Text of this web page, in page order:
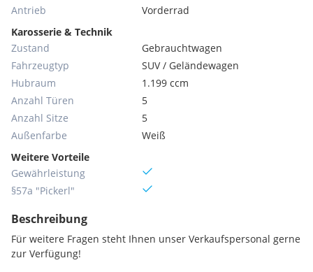
Antrieb
Vorderrad
Karosserie & Technik
Zustand
Gebrauchtwagen
Fahrzeugtyp
SUV / Geländewagen
Hubraum
1.199 ccm
Anzahl Türen
5
Anzahl Sitze
5
Außenfarbe
Weiß
Weitere Vorteile
Gewährleistung
§57a "Pickerl"
Beschreibung
Für weitere Fragen steht Ihnen unser Verkaufspersonal gerne
zur Verfügung!